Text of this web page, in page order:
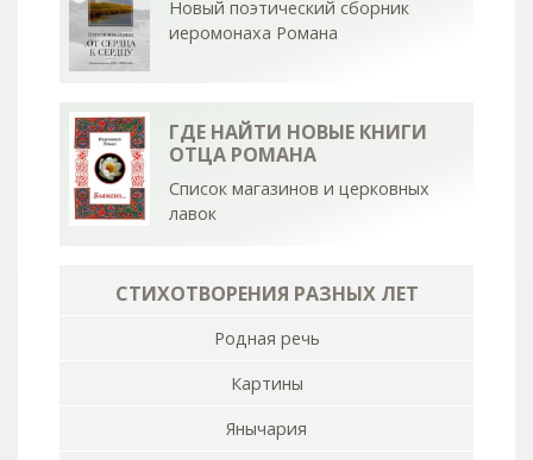
Новый поэтический сборник
иеромонаха Романа
ГДЕ НАЙТИ НОВЫЕ КНИГИ
ОТЦА РОМАНА
Список магазинов и церковных
лавок
СТИХОТВОРЕНИЯ РАЗНЫХ ЛЕТ
Родная речь
Картины
Янычария